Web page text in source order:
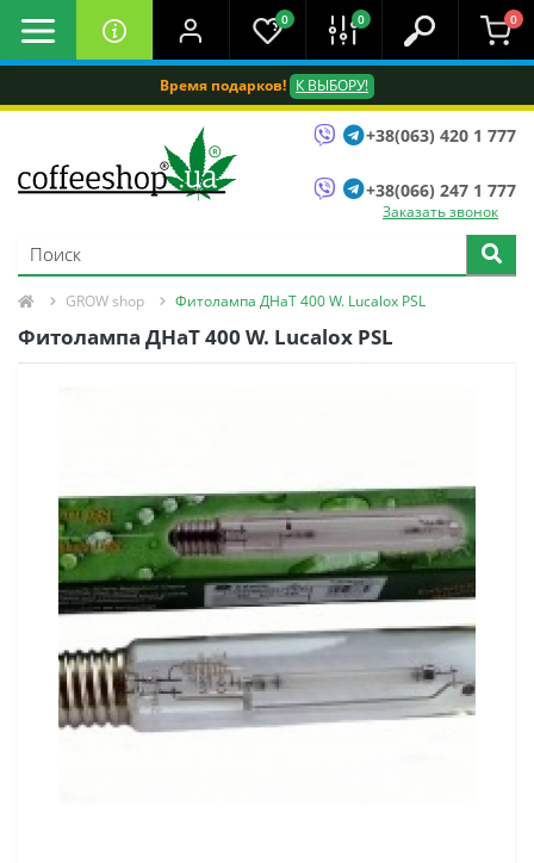
Время подарков! К ВЫБОРУ!
0 0 0
+38(063) 420 1 777
+38(066) 247 1 777
Заказать звонок
GROW shop Фитолампа ДНаТ 400 W. Lucalox PSL
Фитолампа ДНаТ 400 W. Lucalox PSL